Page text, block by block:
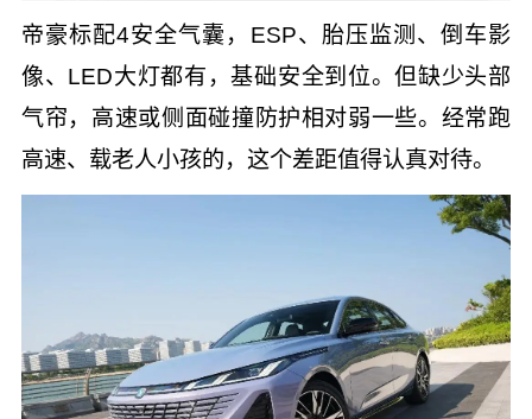
帝豪标配4安全气囊，ESP、胎压监测、倒车影
像、LED大灯都有，基础安全到位。但缺少头部
气帘，高速或侧面碰撞防护相对弱一些。经常跑
高速、载老人小孩的，这个差距值得认真对待。